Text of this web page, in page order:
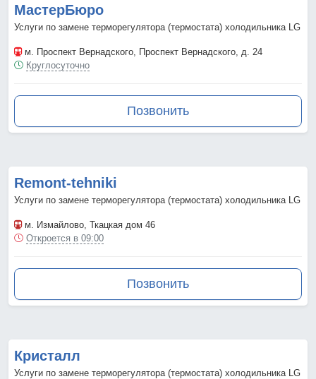
МастерБюро
Услуги по замене терморегулятора (термостата) холодильника LG
м. Проспект Вернадского, Проспект Вернадского, д. 24
Круглосуточно
Позвонить
Remont-tehniki
Услуги по замене терморегулятора (термостата) холодильника LG
м. Измайлово, Ткацкая дом 46
Откроется в 09:00
Позвонить
Кристалл
Услуги по замене терморегулятора (термостата) холодильника LG